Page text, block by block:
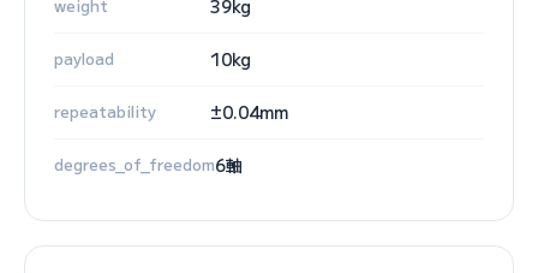
weight 39kg
payload 10kg
repeatability ±0.04mm
degrees_of_freedom6軸